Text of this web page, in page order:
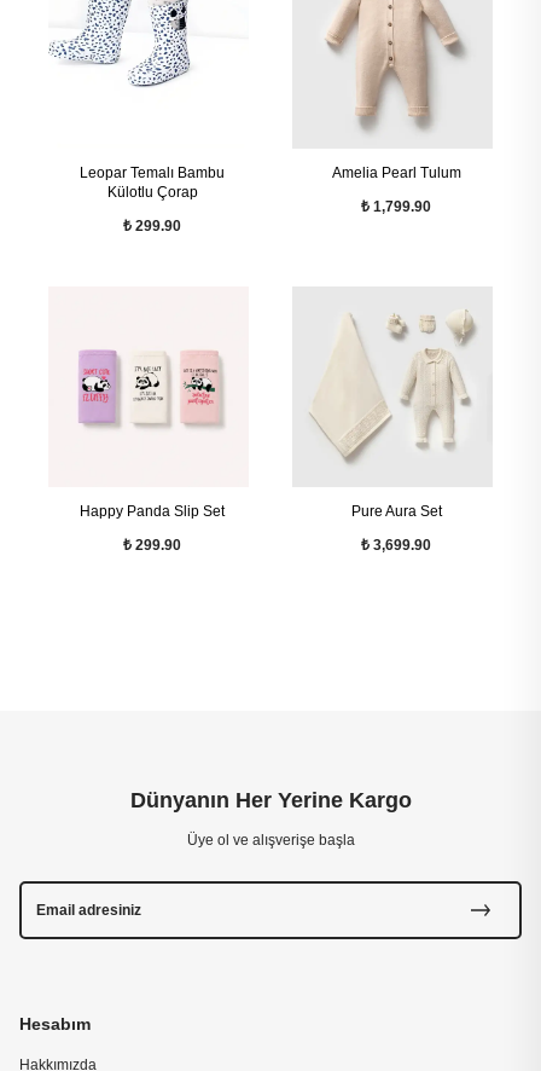
Leopar Temalı Bambu
Külotlu Çorap
₺ 299.90
Amelia Pearl Tulum
₺ 1,799.90
Happy Panda Slip Set
₺ 299.90
Pure Aura Set
₺ 3,699.90
Hesabım
Hakkımızda
Dünyanın Her Yerine Kargo
Üye ol ve alışverişe başla